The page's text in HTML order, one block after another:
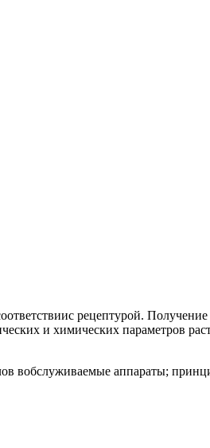
рецептурой.
и химических параметров
вобслуживаемые аппараты;